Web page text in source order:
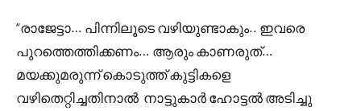
“രാജേട്ടാ… പിന്നിലൂടെ വഴിയുണ്ടാകും.. ഇവരെ
പുറത്തെത്തിക്കണം… ആരും കാണരുത്…
മയക്കുമരുന്ന് കൊടുത്ത് കുട്ടികളെ
വഴിതെറ്റിച്ചതിനാൽ നാട്ടുകാർ ഹോട്ടൽ അടിച്ചു